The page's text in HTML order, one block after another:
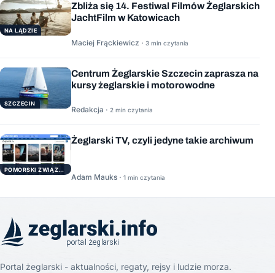
NA LĄDZIE
Zbliża się 14. Festiwal Filmów Żeglarskich
JachtFilm w Katowicach
Maciej Frąckiewicz · 3 min czytania
SZCZECIN
Centrum Żeglarskie Szczecin zaprasza na
kursy żeglarskie i motorowodne
Redakcja · 2 min czytania
POMORSKI ZWIĄZEK ŻEGLARSKI
Żeglarski TV, czyli jedyne takie archiwum
Adam Mauks · 1 min czytania
Portal żeglarski - aktualności, regaty, rejsy i ludzie morza.